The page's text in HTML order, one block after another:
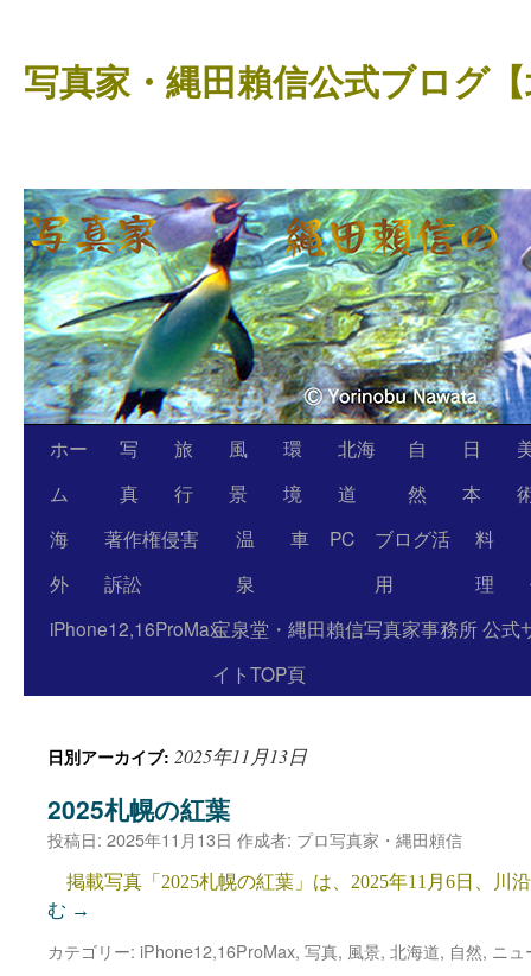
テ
ン
ッ
プ
写真家・縄田賴信公式ブログ
ホー
ム
写
真
旅
行
風
景
環
境
北海
道
自
然
日
本
海
外
著作権侵害
訴訟
温
泉
車 PC
ブログ活
用
料
理
iPhone12,16ProMax宝泉堂・縄田賴信写真家事務所 公式
イトTOP頁
日別アーカイブ: 2025年11月13日
2025札幌の紅葉
投稿日: 2025年11月13日 作成者: プロ写真家・縄田頼信
掲載写真「2025札幌の紅葉」は、2025年11月6日、川
む →
カテゴリー: iPhone12,16ProMax, 写真, 風景, 北海道, 自然, ニ